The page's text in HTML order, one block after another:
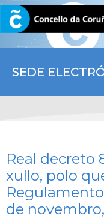
SEDE
CORUNA.GAL
Real decreto
xullo, polo
de